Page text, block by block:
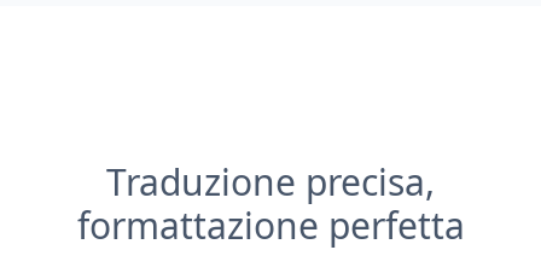
Traduzione precisa,
formattazione perfetta